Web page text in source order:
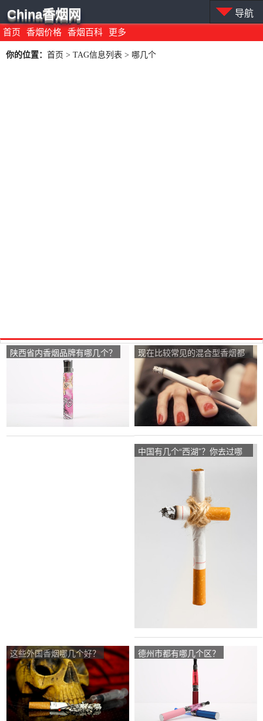
首页 香烟价格 香烟百科 更多
China香烟网 导航
你的位置： 首页 > TAG信息列表 > 哪几个
陕西省内香烟品牌有哪几个？
现在比较常见的混合型香烟都
有哪几个牌子？
中国有几个“西湖”？你去过哪
这些外国香烟哪几个好？ 德州市都有哪几个区？